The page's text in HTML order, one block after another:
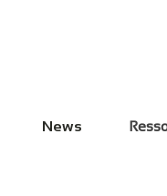
News